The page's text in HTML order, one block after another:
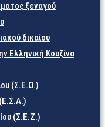
ξεναγού
δικαίου
Ελληνική Κουζίνα
(Σ.Ε.Ο.)
(Σ.Ε.Ζ.)